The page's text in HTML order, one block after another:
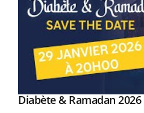
Youtube
Diabète & Ramadan 2026